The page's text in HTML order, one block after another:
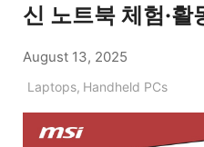
신 노트북 체험·활
August 13, 2025
Laptops, Handheld PCs